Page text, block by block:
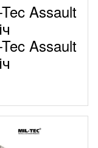
Assault
Assault